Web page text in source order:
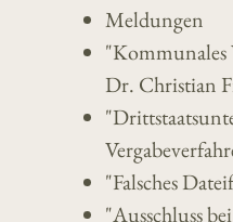
Meldungen
"Kommunales
Dr. Christian
"Falsches
"Ausschluss